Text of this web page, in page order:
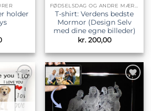
holder
FØDSELSDAG OG ANDRE MÆRKEDAGE
T-shirt: Verdens bedste
Mormor (Design Selv
med dine egne billeder)
kr.200,00
Tilføj til
ønskeliste
Tilføj til
ønskeliste